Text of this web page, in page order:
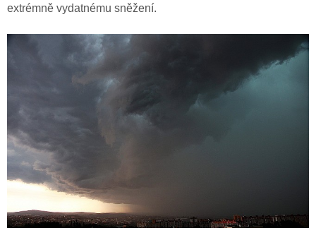
extrémně vydatnému sněžení.